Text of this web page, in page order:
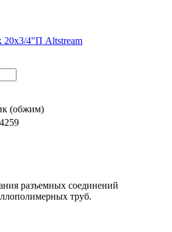
4"П Altstream
(обжим)
разъемных соединений
труб.